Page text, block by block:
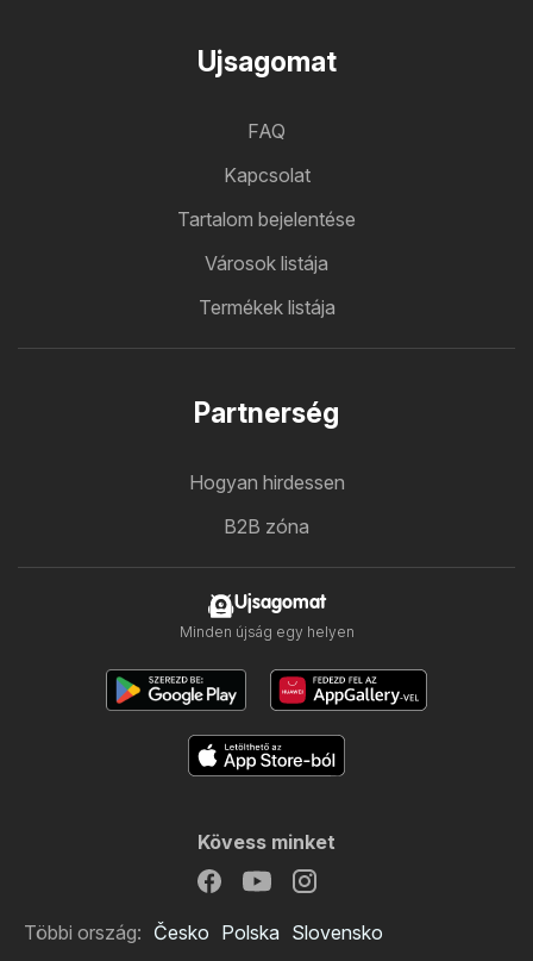
Ujsagomat
FAQ
Kapcsolat
Tartalom bejelentése
Városok listája
Termékek listája
Partnerség
Hogyan hirdessen
B2B zóna
Ujsagomat
Minden újság egy helyen
Kövess minket
Többi ország: Česko Polska Slovensko